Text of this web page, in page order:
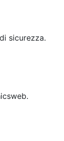
sicurezza.